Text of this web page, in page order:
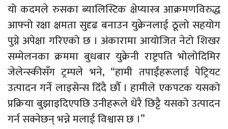
यो कदमले रुसका ब्यालिस्टिक क्षेप्यास्त्र आक्रमणविरुद्ध
आफ्नो रक्षा क्षमता सुदृढ बनाउन युक्रेनलाई ठूलो सहयोग
पुग्ने अपेक्षा गरिएको छ । अंकारामा आयोजित नेटो शिखर
सम्मेलनका क्रममा बुधबार युक्रेनी राष्ट्रपति भोलोदिमिर
जेलेन्स्कीसँग ट्रम्पले भने, “हामी तपाईंहरूलाई पेट्रियट
उत्पादन गर्ने लाइसेन्स दिँदै छौँ । हामीले एकपटक यसको
प्रक्रिया बुझाइदिएपछि उनीहरूले धेरै छिट्टै यसको उत्पादन
गर्न सक्नेछन् भन्ने मलाई विश्वास छ ।”